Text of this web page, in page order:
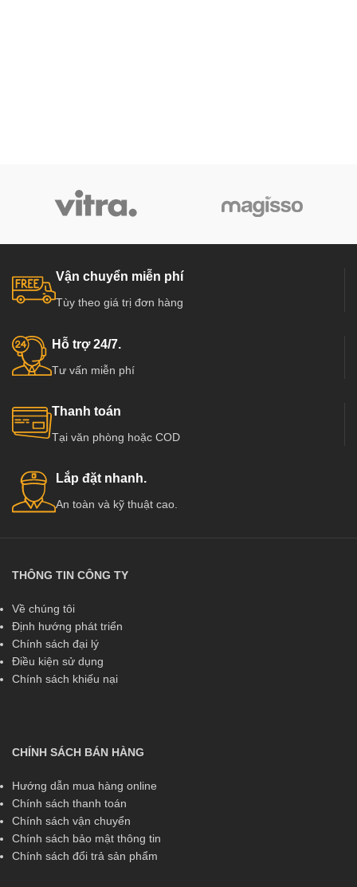
Vận chuyển miễn phí
Tùy theo giá trị đơn hàng
Hỗ trợ 24/7.
Tư vấn miễn phí
Thanh toán
Tại văn phòng hoặc COD
Lắp đặt nhanh.
An toàn và kỹ thuật cao.
THÔNG TIN CÔNG TY
Về chúng tôi
Định hướng phát triển
Chính sách đại lý
Điều kiện sử dụng
Chính sách khiếu nại
CHÍNH SÁCH BÁN HÀNG
Hướng dẫn mua hàng online
Chính sách thanh toán
Chính sách vận chuyển
Chính sách bảo mật thông tin
Chính sách đổi trả sản phẩm